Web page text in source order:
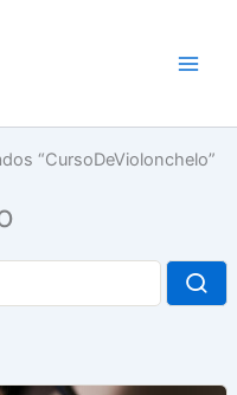
“CursoDeViolonchelo”